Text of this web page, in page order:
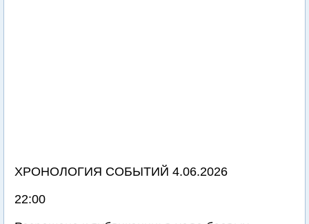
ХРОНОЛОГИЯ СОБЫТИЙ 4.06.2026
22:00